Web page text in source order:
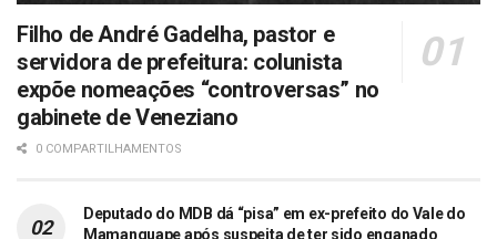
Filho de André Gadelha, pastor e
servidora de prefeitura: colunista
expõe nomeações “controversas” no
gabinete de Veneziano
0 COMPARTILHAMENTOS
Deputado do MDB dá “pisa” em ex-prefeito do Vale do
Mamanguape após suspeita de ter sido enganado